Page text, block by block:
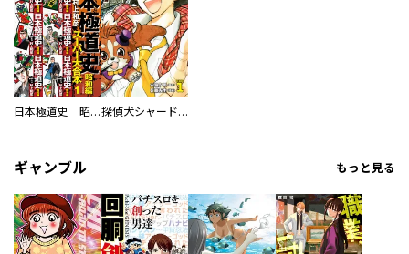
日本極道史 昭和編 スーパー大合本 探偵犬シャードック（新装版）
ギャンブル もっと見る